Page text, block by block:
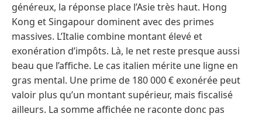
généreux, la réponse place l’Asie très haut. Hong
Kong et Singapour dominent avec des primes
massives. L’Italie combine montant élevé et
exonération d’impôts. Là, le net reste presque aussi
beau que l’affiche. Le cas italien mérite une ligne en
gras mental. Une prime de 180 000 € exonérée peut
valoir plus qu’un montant supérieur, mais fiscalisé
ailleurs. La somme affichée ne raconte donc pas